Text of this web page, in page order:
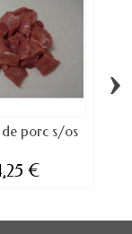
de porc s/os
€
›